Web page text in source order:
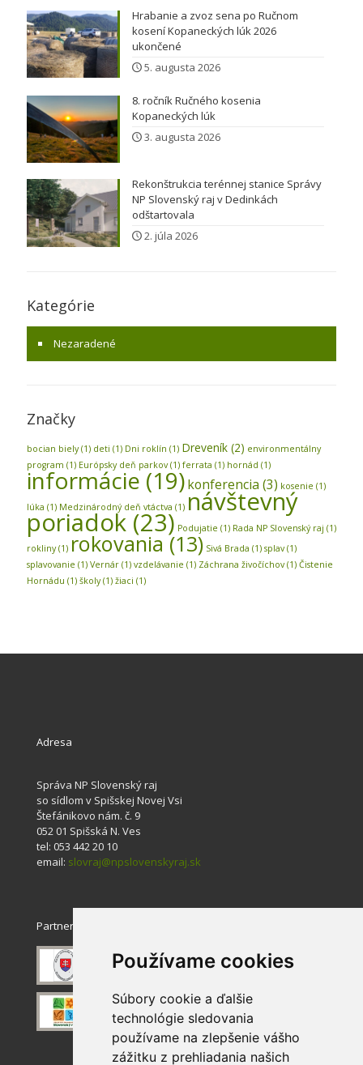
Používame cookies
Súbory cookie a ďalšie
technológie sledovania
používame na zlepšenie vášho
zážitku z prehliadania našich
Hrabanie a zvoz sena po Ručnom
kosení Kopaneckých lúk 2026
ukončené
5. augusta 2026
8. ročník Ručného kosenia
Kopaneckých lúk
3. augusta 2026
Rekonštrukcia terénnej stanice Správy
NP Slovenský raj v Dedinkách
odštartovala
2. júla 2026
Kategórie
Nezaradené
Značky
bocian biely(1) deti (1) Dni roklín (1) Dreveník (2) environmentálny
program (1) Európsky deň parkov(1) ferrata (1) hornád (1)
informácie (19)konferencia (3) kosenie (1)
lúka (1) Medzinárodný deň vtáctva (1) návštevný
poriadok (23) Podujatie (1) Rada NP Slovenský raj (1)
rokliny(1) rokovania (13) Sivá Brada (1) splav(1)
splavovanie (1) Vernár (1) vzdelávanie (1) Záchrana živočíchov(1) Čistenie
Hornádu (1) školy(1) žiaci (1)
Adresa
Správa NP Slovenský raj
so sídlom v Spišskej Novej Vsi
Štefánikovo nám. č. 9
052 01 Spišská N. Ves
tel: 053 442 20 10
email: slovraj@npslovenskyraj.sk
Partneri